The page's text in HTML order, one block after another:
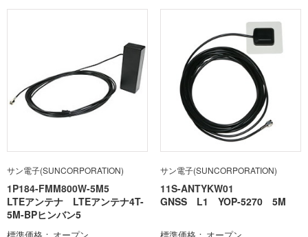
サン電子(SUNCORPORATION)
1P184-FMM800W-5M5
LTEアンテナ LTEアンテナ4T-
5M-BPヒンバン5
標準価格
オープン
サン電子(SUNCORPORATION)
11S-ANTYKW01
GNSS L1 YOP-5270 5M
標準価格
オープン